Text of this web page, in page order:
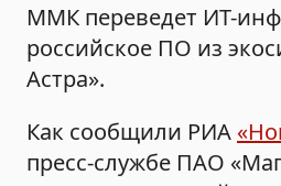
ММК переведет ИТ-
российское ПО из
Астра».
Как сообщили РИА
пресс-службе ПАО